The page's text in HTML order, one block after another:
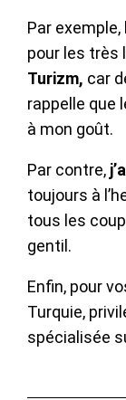
Par
pour les très
Turizm, car
rappelle que
à mon goût.
Par contre,
toujours à
tous les
gentil.
Enfin, pour
Turquie,
spécialisée